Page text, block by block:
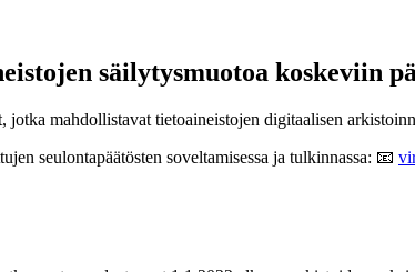
säilytysmuotoa koskeviin
mahdollistavat tietoaineistojen digitaalisen
seulontapäätösten soveltamisessa ja tulkinnassa: 📧